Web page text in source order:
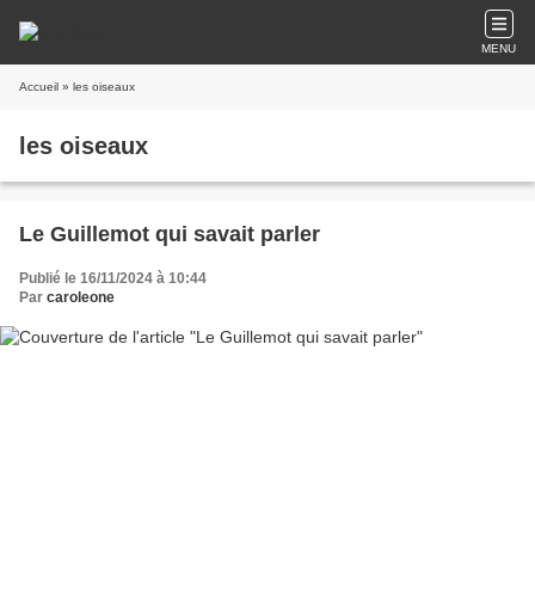
MENU
Accueil » les oiseaux
les oiseaux
Le Guillemot qui savait parler
Publié le 16/11/2024 à 10:44
Par caroleone